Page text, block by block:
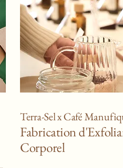
Terra-Sel x Café
Fabrication
Corporel